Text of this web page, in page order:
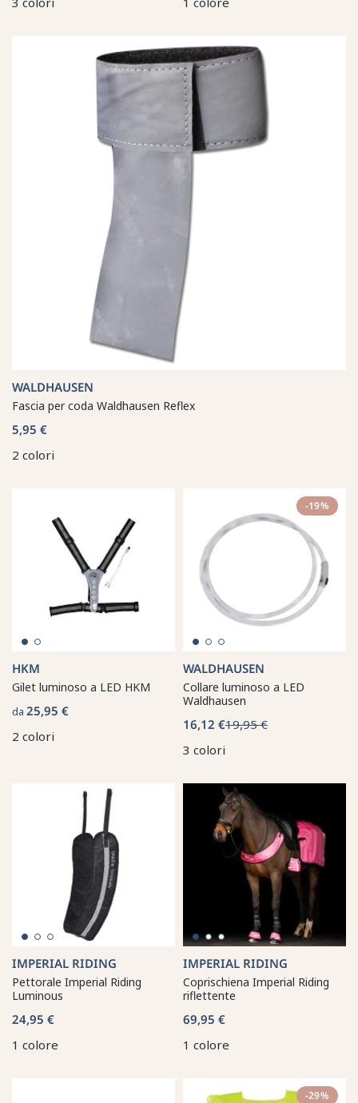
WALDHAUSEN
Fascia per coda Waldhausen Reflex
5,95 €
2 colori
HKM
Gilet luminoso a LED HKM
da 25,95 €
2 colori
-19%
WALDHAUSEN
Collare luminoso a LED
Waldhausen
16,12 €19,95 €
3 colori
IMPERIAL RIDING
Pettorale Imperial Riding
Luminous
24,95 €
1 colore
IMPERIAL RIDING
Coprischiena Imperial Riding
riflettente
69,95 €
1 colore
-29%